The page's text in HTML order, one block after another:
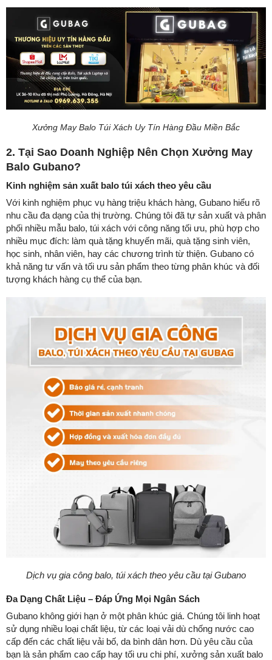
Xưởng May Balo Túi Xách Uy Tín Hàng Đầu Miền Bắc
2. Tại Sao Doanh Nghiệp Nên Chọn Xưởng May
Balo Gubano?
Kinh nghiệm sản xuất balo túi xách theo yêu cầu
Với kinh nghiệm phục vụ hàng triệu khách hàng, Gubano hiểu rõ
nhu cầu đa dạng của thị trường. Chúng tôi đã tự sản xuất và phân
phối nhiều mẫu balo, túi xách với công năng tối ưu, phù hợp cho
nhiều mục đích: làm quà tặng khuyến mãi, quà tặng sinh viên,
học sinh, nhân viên, hay các chương trình từ thiện. Gubano có
khả năng tư vấn và tối ưu sản phẩm theo từng phân khúc và đối
tượng khách hàng cụ thể của bạn.
Dịch vụ gia công balo, túi xách theo yêu cầu tại Gubano
Đa Dạng Chất Liệu – Đáp Ứng Mọi Ngân Sách
Gubano không giới hạn ở một phân khúc giá. Chúng tôi linh hoạt
sử dụng nhiều loại chất liệu, từ các loại vải dù chống nước cao
cấp đến các chất liệu vải bố, da bình dân hơn. Dù yêu cầu của
bạn là sản phẩm cao cấp hay tối ưu chi phí, xưởng sản xuất balo